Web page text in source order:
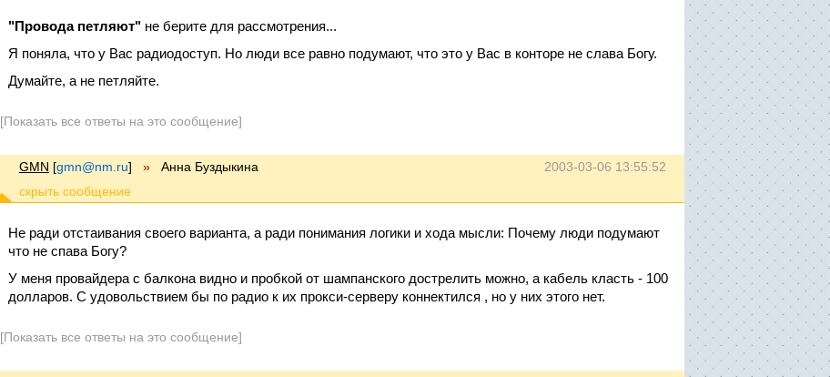
"Провода петляют" не берите для рассмотрения...
Я поняла, что у Вас радиодоступ. Но люди все равно подумают, что это у Вас в конторе не слава Богу.
Думайте, а не петляйте.
[Показать все ответы на это сообщение]
2003-03-06 13:55:52
GMN [gmn@nm.ru] » Анна Буздыкина
Не ради отстаивания своего варианта, а ради понимания логики и хода мысли: Почему люди подумают
что не спава Богу?
У меня провайдера с балкона видно и пробкой от шампанского дострелить можно, а кабель класть - 100
долларов. С удовольствием бы по радио к их прокси-серверу коннектился , но у них этого нет.
[Показать все ответы на это сообщение]